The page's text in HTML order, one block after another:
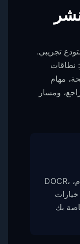
تجريبي.
نطاقات
مهام
ومسار
GitHub، GitLab، Bitbucket، Git العام، DOCR،
Docker Hub، وسجل حاويات GitHub خيارات
بك